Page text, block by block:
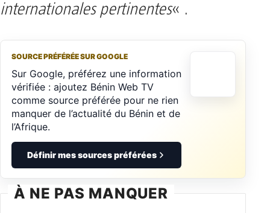
internationales pertinentes« .
SOURCE PRÉFÉRÉE SUR GOOGLE
Sur Google, préférez une information
vérifiée : ajoutez Bénin Web TV
comme source préférée pour ne rien
manquer de l’actualité du Bénin et de
l’Afrique.
Définir mes sources préférées
À NE PAS MANQUER